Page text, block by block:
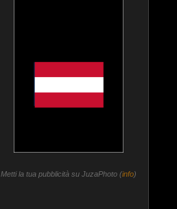
Metti la tua pubblicità su JuzaPhoto (info)